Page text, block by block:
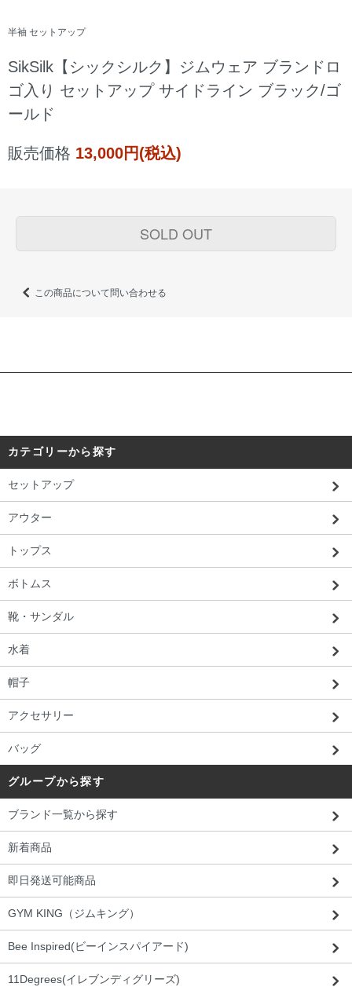
半袖 セットアップ
SikSilk【シックシルク】ジムウェア ブランドロ
ゴ入り セットアップ サイドライン ブラック/ゴ
ールド
販売価格 13,000円(税込)
SOLD OUT
この商品について問い合わせる
カテゴリーから探す
セットアップ
アウター
トップス
ボトムス
靴・サンダル
水着
帽子
アクセサリー
バッグ
グループから探す
ブランド一覧から探す
新着商品
即日発送可能商品
GYM KING（ジムキング）
Bee Inspired(ビーインスパイアード)
11Degrees(イレブンディグリーズ)